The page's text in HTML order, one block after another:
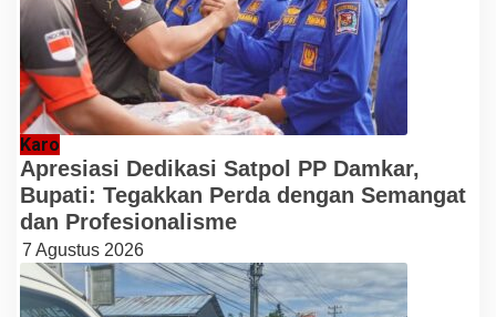
Karo
Apresiasi Dedikasi Satpol PP Damkar,
Bupati: Tegakkan Perda dengan Semangat
dan Profesionalisme
7 Agustus 2026